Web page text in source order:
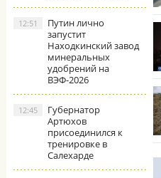
Путин лично
запустит
Находкинский завод
минеральных
удобрений на
ВЭФ-2026
12:51
Губернатор
Артюхов
присоединился к
тренировке в
Салехарде
12:45